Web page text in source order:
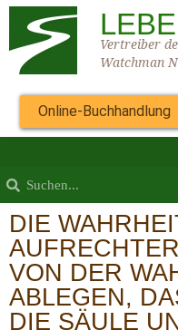
Vertreiber
Watchman
Online-Buchhandlung
DIE
VON DER
ABLEGEN,
DIE SÄULE